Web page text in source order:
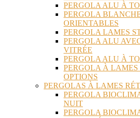
PERGOLA ALU À
PERGOLA
ORIENTABLES
PERGOLA LAMES
PERGOLA ALU
VITRÉE
PERGOLA ALU À
PERGOLA À
OPTIONS
PERGOLAS À LAMES
PERGOLA
NUIT
PERGOLA